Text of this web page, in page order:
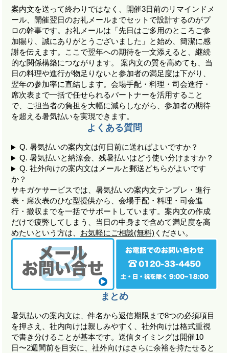
案内文を送って終わりではなく、開催3日前のリマインドメ
ール、開催翌日のお礼メールまでセットで設計するのがプ
ロの幹事です。お礼メールは「先日はご多用のところご参
加賜り、誠にありがとうございました」と始め、簡潔に感
謝を伝えます。ここで翌年への期待を一文添えると、継続
的な関係構築につながります。 案内文の質を高めても、当
日の料理や進行が物足りないと参加者の満足度は下がり、
翌年の参加率に直結します。会場手配・料理・司会進行・
席次表まで一括で任せられるパートナーを活用すること
で、ご担当者の負担を大幅に減らしながら、参加者の期待
を超える暑気払いを実現できます。
よくある質問
Q. 暑気払いの案内文は何日前に送ればよいですか？
Q. 暑気払いと納涼会、残暑払いはどう使い分けますか？
Q. 社外向けの案内文はメールと郵送どちらがよいです
か？
サキガケサービスでは、暑気払いの案内文テンプレ・進行
表・席次表のひな型提供から、会場手配・料理・司会進
行・撤収までを一括でサポートしています。案内文の作成
だけで疲弊してしまう、当日の中身まで含めて満足度を高
めたいという方は、 お気軽にご相談(無料) ください。
まとめ
暑気払いの案内文は、件名から返信期限まで8つの必須項目
を押さえ、社内向けは親しみやすく、社外向けは格式重視
で書き分けることが基本です。送信タイミングは開催10
日〜2週間前を目安に、社外向けはさらに余裕を持たせると